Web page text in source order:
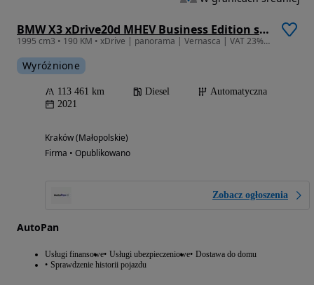
BMW X3 xDrive20d MHEV Business Edition sport
1995 cm3 • 190 KM • xDrive | panorama | Vernasca | VAT 23% | gwarancja
Wyróżnione
113 461 km Diesel
Automatyczna
2021
Kraków (Małopolskie)
Firma • Opublikowano
Zobacz ogłoszenia
AutoPan
Usługi finansowe Usługi ubezpieczeniowe Dostawa do domu
Sprawdzenie historii pojazdu